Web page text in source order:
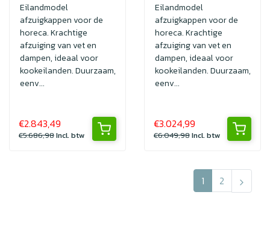
Eilandmodel
afzuigkappen voor de
horeca. Krachtige
afzuiging van vet en
dampen, ideaal voor
kookeilanden. Duurzaam,
eenv...
€2.843,49
€5.686,98Incl. btw
Eilandmodel
afzuigkappen voor de
horeca. Krachtige
afzuiging van vet en
dampen, ideaal voor
kookeilanden. Duurzaam,
eenv...
€3.024,99
€6.049,98Incl. btw
1 2